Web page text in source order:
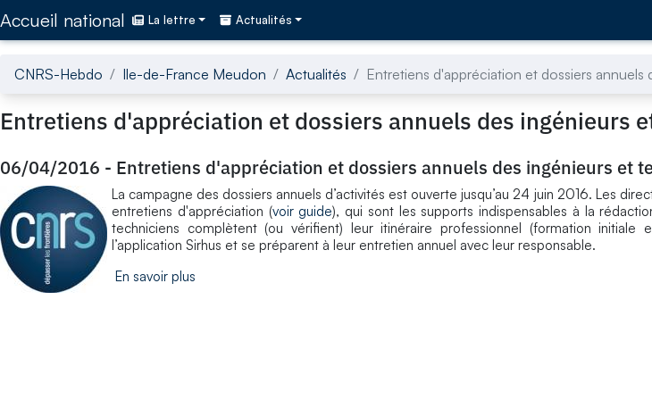
Accueil national La lettre Actualités
CNRS-Hebdo Ile-de-France Meudon Actualités Entretiens d'appréciation et dossiers
Entretiens d'appréciation et dossiers annuels des ingénieurs
06/04/2016 - Entretiens d'appréciation et dossiers annuels des ingénieurs et
La campagne des dossiers annuels d’activités est ouverte jusqu’au 24 juin 2016. Les
entretiens d'appréciation (voir guide), qui sont les supports indispensables à la
techniciens complètent (ou vérifient) leur itinéraire professionnel (formation initiale
l’application Sirhus et se préparent à leur entretien annuel avec leur responsable.
En savoir plus